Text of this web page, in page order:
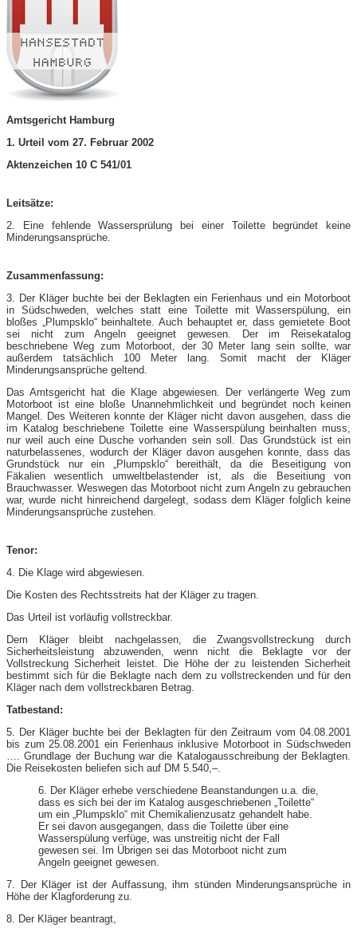
Amtsgericht Hamburg
1. Urteil vom 27. Februar 2002
Aktenzeichen 10 C 541/01
Leitsätze:
2. Eine fehlende Wassersprülung bei einer Toilette begründet keine
Minderungsansprüche.
Zusammenfassung:
3. Der Kläger buchte bei der Beklagten ein Ferienhaus und ein Motorboot
in Südschweden, welches statt eine Toilette mit Wasserspülung, ein
bloßes „Plumpsklo“ beinhaltete. Auch behauptet er, dass gemietete Boot
sei nicht zum Angeln geeignet gewesen. Der im Reisekatalog
beschriebene Weg zum Motorboot, der 30 Meter lang sein sollte, war
außerdem tatsächlich 100 Meter lang. Somit macht der Kläger
Minderungsansprüche geltend.
Das Amtsgericht hat die Klage abgewiesen. Der verlängerte Weg zum
Motorboot ist eine bloße Unannehmlichkeit und begründet noch keinen
Mangel. Des Weiteren konnte der Kläger nicht davon ausgehen, dass die
im Katalog beschriebene Toilette eine Wasserspülung beinhalten muss,
nur weil auch eine Dusche vorhanden sein soll. Das Grundstück ist ein
naturbelassenes, wodurch der Kläger davon ausgehen konnte, dass das
Grundstück nur ein „Plumpsklo“ bereithält, da die Beseitigung von
Fäkalien wesentlich umweltbelastender ist, als die Beseitiung von
Brauchwasser. Weswegen das Motorboot nicht zum Angeln zu gebrauchen
war, wurde nicht hinreichend dargelegt, sodass dem Kläger folglich keine
Minderungsansprüche zustehen.
Tenor:
4. Die Klage wird abgewiesen.
Die Kosten des Rechtsstreits hat der Kläger zu tragen.
Das Urteil ist vorläufig vollstreckbar.
Dem Kläger bleibt nachgelassen, die Zwangsvollstreckung durch
Sicherheitsleistung abzuwenden, wenn nicht die Beklagte vor der
Vollstreckung Sicherheit leistet. Die Höhe der zu leistenden Sicherheit
bestimmt sich für die Beklagte nach dem zu vollstreckenden und für den
Kläger nach dem vollstreckbaren Betrag.
Tatbestand:
5. Der Kläger buchte bei der Beklagten für den Zeitraum vom 04.08.2001
bis zum 25.08.2001 ein Ferienhaus inklusive Motorboot in Südschweden
…. Grundlage der Buchung war die Katalogausschreibung der Beklagten.
Die Reisekosten beliefen sich auf DM 5.540,–.
6. Der Kläger erhebe verschiedene Beanstandungen u.a. die,
dass es sich bei der im Katalog ausgeschriebenen „Toilette“
um ein „Plumpsklo“ mit Chemikalienzusatz gehandelt habe.
Er sei davon ausgegangen, dass die Toilette über eine
Wasserspülung verfüge, was unstreitig nicht der Fall
gewesen sei. Im Übrigen sei das Motorboot nicht zum
Angeln geeignet gewesen.
7. Der Kläger ist der Auffassung, ihm stünden Minderungsansprüche in
Höhe der Klagforderung zu.
8. Der Kläger beantragt,